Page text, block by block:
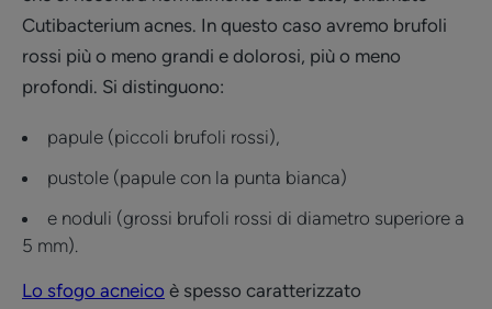
Cutibacterium acnes. In questo caso avremo brufoli
rossi più o meno grandi e dolorosi, più o meno
profondi. Si distinguono:
papule (piccoli brufoli rossi),
pustole (papule con la punta bianca)
e noduli (grossi brufoli rossi di diametro superiore a
5 mm).
Lo sfogo acneico è spesso caratterizzato